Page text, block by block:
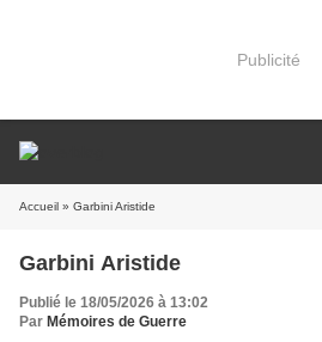
Publicité
Accueil » Garbini Aristide
Garbini Aristide
Publié le 18/05/2026 à 13:02
Par Mémoires de Guerre